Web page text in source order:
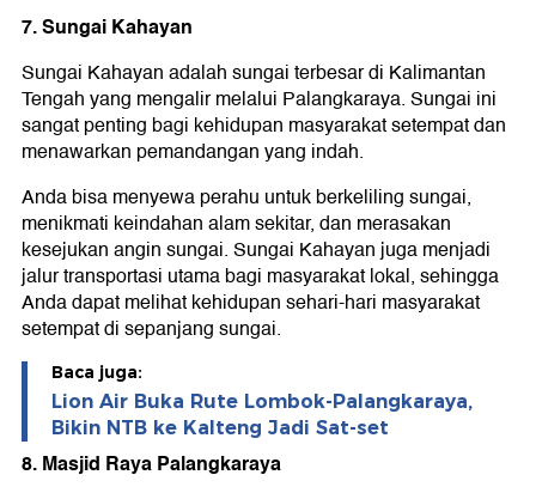
7. Sungai Kahayan
Sungai Kahayan adalah sungai terbesar di Kalimantan
Tengah yang mengalir melalui Palangkaraya. Sungai ini
sangat penting bagi kehidupan masyarakat setempat dan
menawarkan pemandangan yang indah.
Anda bisa menyewa perahu untuk berkeliling sungai,
menikmati keindahan alam sekitar, dan merasakan
kesejukan angin sungai. Sungai Kahayan juga menjadi
jalur transportasi utama bagi masyarakat lokal, sehingga
Anda dapat melihat kehidupan sehari-hari masyarakat
setempat di sepanjang sungai.
Baca juga:
Lion Air Buka Rute Lombok-Palangkaraya,
Bikin NTB ke Kalteng Jadi Sat-set
8. Masjid Raya Palangkaraya